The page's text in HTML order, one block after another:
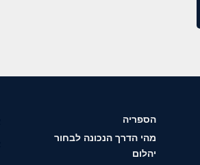
הספריה
מהי הדרך הנכונה לבחור
יהלום